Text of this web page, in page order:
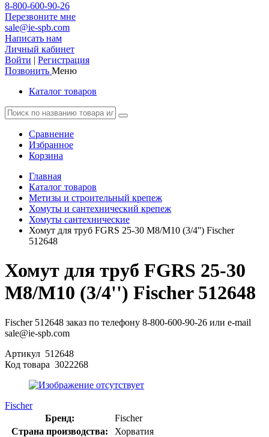
8-800-600-90-26
Перезвоните мне
sale@ie-spb.com
Написать нам
Личный кабинет
Войти | Регистрация
Позвонить Меню
Каталог товаров
Сравнение
Избранное
Корзина
Главная
Каталог товаров
Метизы и строительный крепеж
Хомуты и сантехнический крепеж
Хомуты сантехнические
Хомут для труб FGRS 25-30 M8/M10 (3/4'') Fischer
512648
Хомут для труб FGRS 25-30
M8/M10 (3/4'') Fischer 512648
Fischer 512648 заказ по телефону 8-800-600-90-26 или e-mail
sale@ie-spb.com
Артикул 512648
Код товара 3022268
Fischer
Бренд:
Fischer
Страна производства:
Хорватия